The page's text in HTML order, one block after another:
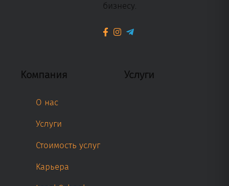
бизнесу.
Компания
О нас
Услуги
Стоимость услуг
Карьера
Услуги